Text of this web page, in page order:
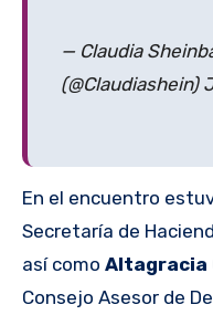
— Claudia
(@Claudiashein)
En el encuentro
Secretaría de
así como Altagracia
Consejo Asesor de